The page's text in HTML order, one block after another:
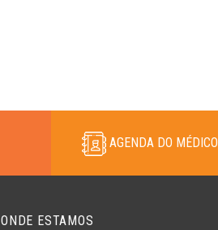
AGENDA DO MÉDICO
ONDE ESTAMOS